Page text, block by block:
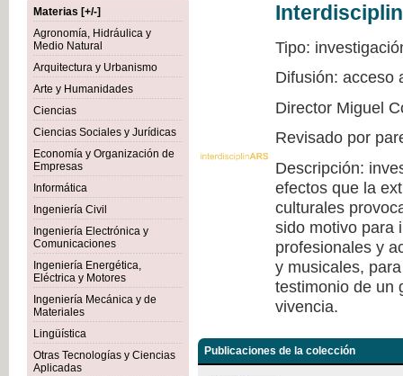
Materias [+/-]
Agronomía, Hidráulica y
Medio Natural
Arquitectura y Urbanismo
Arte y Humanidades
Ciencias
Ciencias Sociales y Jurídicas
Economía y Organización de
Empresas
Informática
Ingeniería Civil
Ingeniería Electrónica y
Comunicaciones
Ingeniería Energética,
Eléctrica y Motores
Ingeniería Mecánica y de
Materiales
Lingüística
Otras Tecnologías y Ciencias
Aplicadas
Tipo:
Difusión: acceso
Director Miguel
Revisado por
Descripción:
efectos que la
culturales
sido motivo para
profesionales y
y musicales,
testimonio de un
vivencia.
Publicaciones de la colección